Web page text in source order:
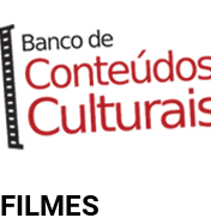
FILMES